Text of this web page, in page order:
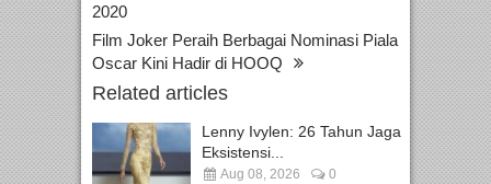
2020
Film Joker Peraih Berbagai Nominasi Piala
Oscar Kini Hadir di HOOQ
Related articles
Lenny Ivylen: 26 Tahun Jaga
Eksistensi...
Aug 08, 2026 0